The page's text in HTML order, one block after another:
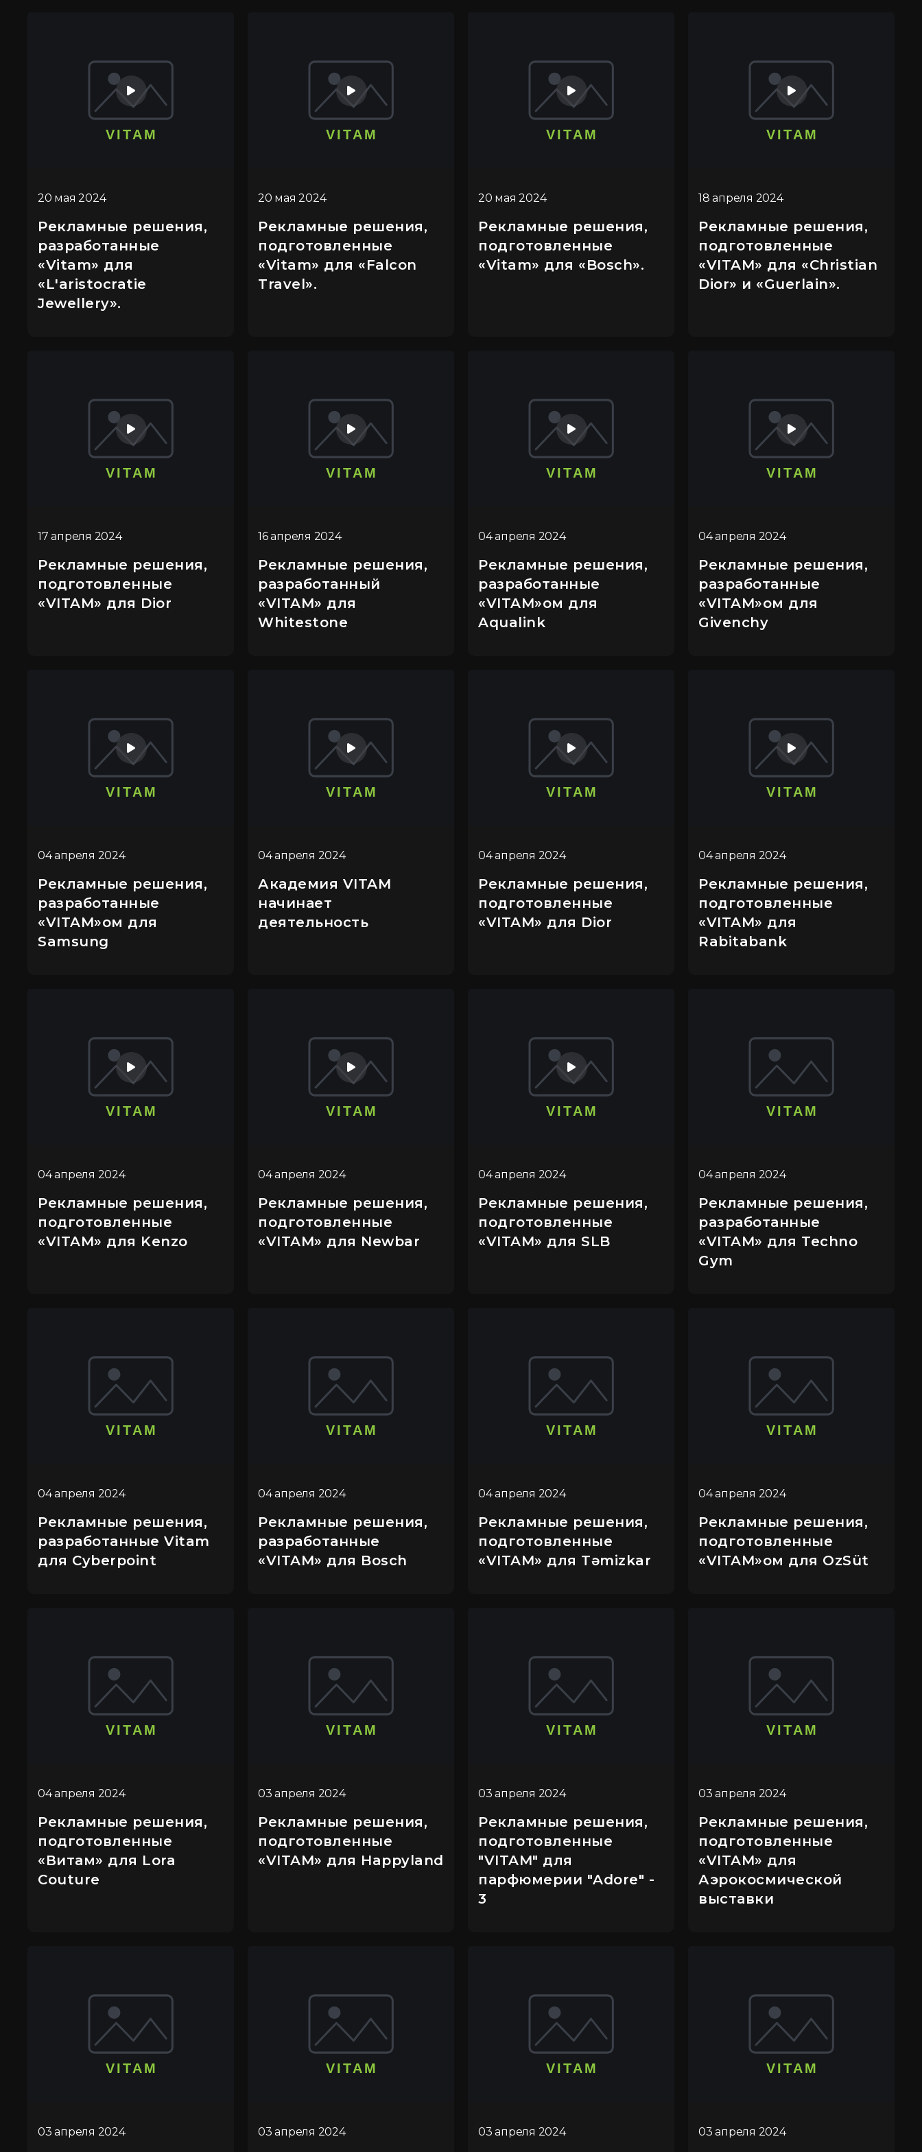
20 мая 2024
Рекламные решения,
разработанные
«Vitam» для
«L'aristocratie
Jewellery».
20 мая 2024
Рекламные решения,
подготовленные
«Vitam» для «Falcon
Travel».
20 мая 2024
Рекламные решения,
подготовленные
«Vitam» для «Bosch».
18 апреля 2024
Рекламные решения,
подготовленные
«VITAM» для «Christian
Dior» и «Guerlain».
17 апреля 2024
Рекламные решения,
подготовленные
«VITAM» для Dior
16 апреля 2024
Рекламные решения,
разработанный
«VITAM» для
Whitestone
04 апреля 2024
Рекламные решения,
разработанные
«VITAM»ом для
Aqualink
04 апреля 2024
Рекламные решения,
разработанные
«VITAM»ом для
Givenchy
04 апреля 2024
Рекламные решения,
разработанные
«VITAM»ом для
Samsung
04 апреля 2024
Академия VITAM
начинает
деятельность
04 апреля 2024
Рекламные решения,
подготовленные
«VITAM» для Dior
04 апреля 2024
Рекламные решения,
подготовленные
«VITAM» для
Rabitabank
04 апреля 2024
Рекламные решения,
подготовленные
«VITAM» для Kenzo
04 апреля 2024
Рекламные решения,
подготовленные
«VITAM» для Newbar
04 апреля 2024
Рекламные решения,
подготовленные
«VITAM» для SLB
04 апреля 2024
Рекламные решения,
разработанные
«VITAM» для Techno
Gym
04 апреля 2024
Рекламные решения,
разработанные Vitam
для Cyberpoint
04 апреля 2024
Рекламные решения,
разработанные
«VITAM» для Bosch
04 апреля 2024
Рекламные решения,
подготовленные
«VITAM» для Təmizkar
04 апреля 2024
Рекламные решения,
подготовленные
«VITAM»ом для OzSüt
04 апреля 2024
Рекламные решения,
подготовленные
«Витам» для Lora
Couture
03 апреля 2024
Рекламные решения,
подготовленные
«VITAM» для Happyland
03 апреля 2024
Рекламные решения,
подготовленные
"VITAM" для
парфюмерии "Adore" -
3
03 апреля 2024
Рекламные решения,
подготовленные
«VITAM» для
Аэрокосмической
выставки
03 апреля 2024 03 апреля 2024 03 апреля 2024 03 апреля 2024